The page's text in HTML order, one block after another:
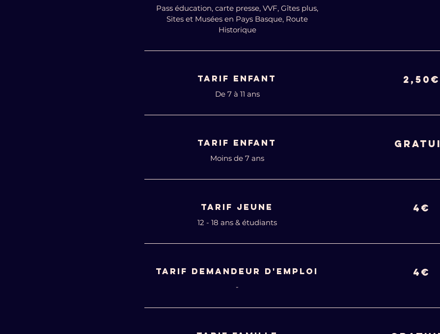
Pass éducation, carte presse, VVF, Gîtes plus,
Sites et Musées en Pays Basque, Route
Historique
TARIF ENFANT 2,50€
De 7 à 11 ans
TARIF ENFANT
Moins de 7 ans
TARIF JEUNE 4€
12 - 18 ans & étudiants
TARIF DEMANDEUR D'EMPLOI 4€
-